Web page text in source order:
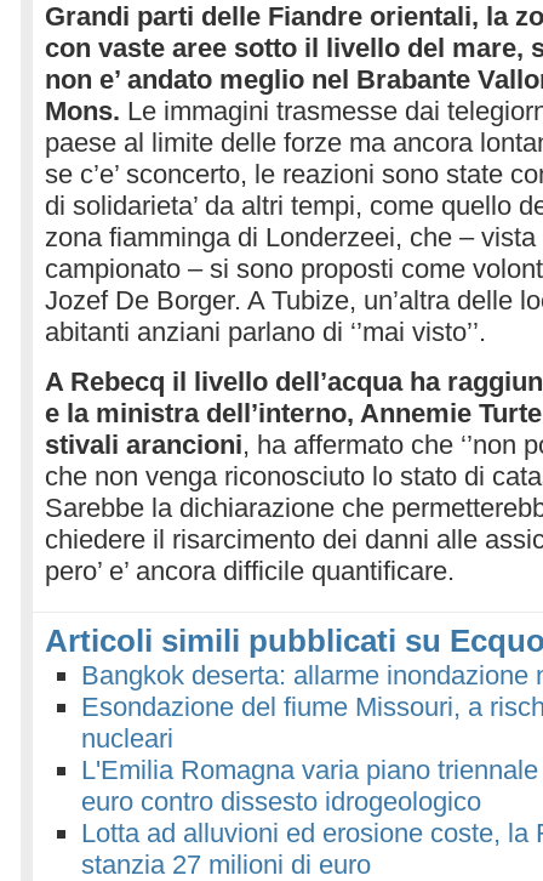
Grandi parti delle Fiandre orientali, la
con vaste aree sotto il livello del mare,
non e’ andato meglio nel Brabante
Mons. Le immagini trasmesse dai
paese al limite delle forze ma ancora
se c’e’ sconcerto, le reazioni sono state
di solidarieta’ da altri tempi, come quello
zona fiamminga di Londerzeei, che –
campionato – si sono proposti come
Jozef De Borger. A Tubize, un’altra delle
abitanti anziani parlano di ‘’mai visto’’.
A Rebecq il livello dell’acqua ha
e la ministra dell’interno, Annemie
stivali arancioni, ha affermato che ‘’non
che non venga riconosciuto lo stato di
Sarebbe la dichiarazione che
chiedere il risarcimento dei danni alle
pero’ e’ ancora difficile quantificare.
Articoli simili pubblicati su
Bangkok deserta: allarme inondazione
Esondazione del fiume Missouri, a
nucleari
L'Emilia Romagna varia piano
euro contro dissesto idrogeologico
Lotta ad alluvioni ed erosione coste, la
stanzia 27 milioni di euro